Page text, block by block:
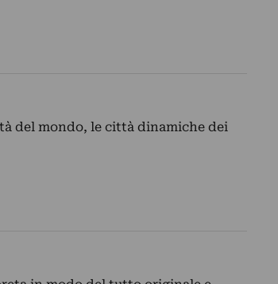
del mondo, le città dinamiche dei